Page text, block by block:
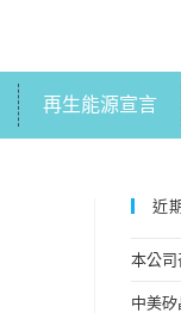
再生能源宣言
近
本公司
中美